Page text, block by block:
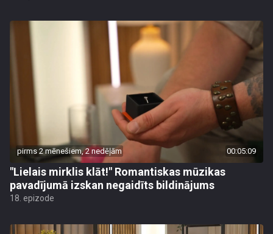
pirms 2 mēnešiem, 2 nedēļām 00:05:09
"Lielais mirklis klāt!" Romantiskas mūzikas
pavadījumā izskan negaidīts bildinājums
18. epizode